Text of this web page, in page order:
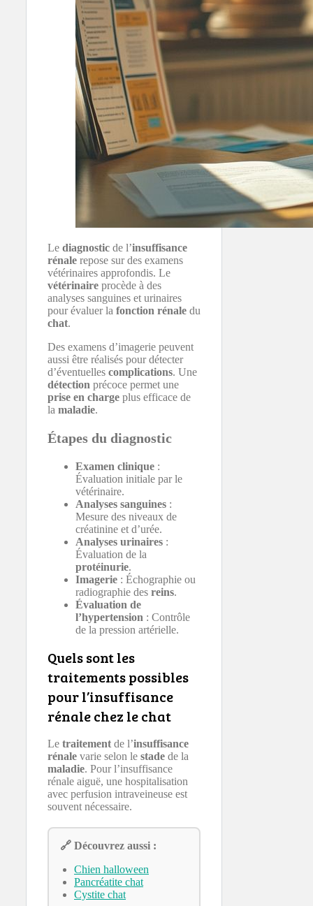
Le diagnostic de l’insuffisance
rénale repose sur des examens
vétérinaires approfondis. Le
vétérinaire procède à des
analyses sanguines et urinaires
pour évaluer la fonction rénale du
chat.
Des examens d’imagerie peuvent
aussi être réalisés pour détecter
d’éventuelles complications. Une
détection précoce permet une
prise en charge plus efficace de
la maladie.
Étapes du diagnostic
Examen clinique :
Évaluation initiale par le
vétérinaire.
Analyses sanguines :
Mesure des niveaux de
créatinine et d’urée.
Analyses urinaires :
Évaluation de la
protéinurie.
Imagerie : Échographie ou
radiographie des reins.
Évaluation de
l’hypertension : Contrôle
de la pression artérielle.
Quels sont les
traitements possibles
pour l’insuffisance
rénale chez le chat
Le traitement de l’insuffisance
rénale varie selon le stade de la
maladie. Pour l’insuffisance
rénale aiguë, une hospitalisation
avec perfusion intraveineuse est
souvent nécessaire.
🔗 Découvrez aussi :
Chien halloween
Pancréatite chat
Cystite chat